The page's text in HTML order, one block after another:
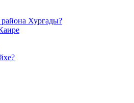
Хургады?